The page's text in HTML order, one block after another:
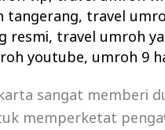
tangerang, travel
resmi, travel umroh
youtube, umroh 9
sangat memberi
memperketat